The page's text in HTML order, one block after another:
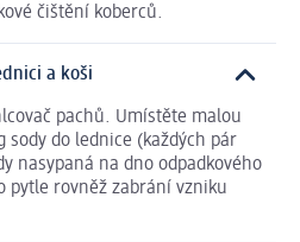
čištění koberců.
a koši
pachů. Umístěte malou
sody do lednice (každých pár
nasypaná na dno odpadkového
pytle rovněž zabrání vzniku